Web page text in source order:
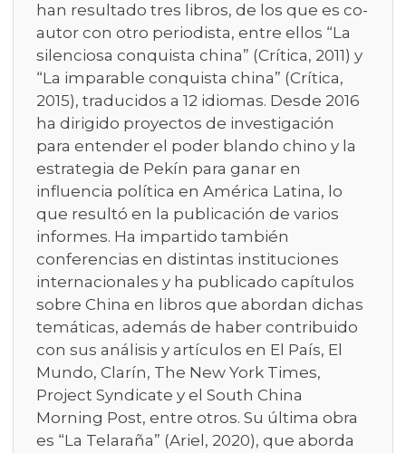
han resultado tres libros, de los que es co-
autor con otro periodista, entre ellos “La
silenciosa conquista china” (Crítica, 2011) y
“La imparable conquista china” (Crítica,
2015), traducidos a 12 idiomas. Desde 2016
ha dirigido proyectos de investigación
para entender el poder blando chino y la
estrategia de Pekín para ganar en
influencia política en América Latina, lo
que resultó en la publicación de varios
informes. Ha impartido también
conferencias en distintas instituciones
internacionales y ha publicado capítulos
sobre China en libros que abordan dichas
temáticas, además de haber contribuido
con sus análisis y artículos en El País, El
Mundo, Clarín, The New York Times,
Project Syndicate y el South China
Morning Post, entre otros. Su última obra
es “La Telaraña” (Ariel, 2020), que aborda